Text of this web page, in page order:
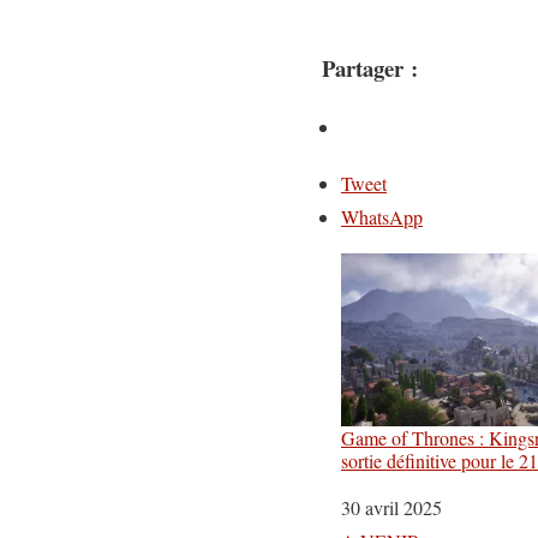
Partager :
Tweet
WhatsApp
Game of Thrones :
sortie définitive pour le
Date
30 avril 2025